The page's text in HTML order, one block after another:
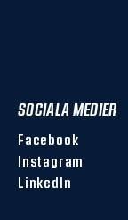
SOCIALA MEDIER
Facebook
Instagram
LinkedIn